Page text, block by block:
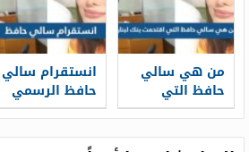
من هي سالي
حافظ التي
اقتحمت بنك
انستقرام سالي
حافظ الرسمي